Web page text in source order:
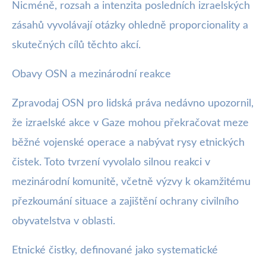
Nicméně, rozsah a intenzita posledních izraelských
zásahů vyvolávají otázky ohledně proporcionality a
skutečných cílů těchto akcí.
Obavy OSN a mezinárodní reakce
Zpravodaj OSN pro lidská práva nedávno upozornil,
že izraelské akce v Gaze mohou překračovat meze
běžné vojenské operace a nabývat rysy etnických
čistek. Toto tvrzení vyvolalo silnou reakci v
mezinárodní komunitě, včetně výzvy k okamžitému
přezkoumání situace a zajištění ochrany civilního
obyvatelstva v oblasti.
Etnické čistky, definované jako systematické